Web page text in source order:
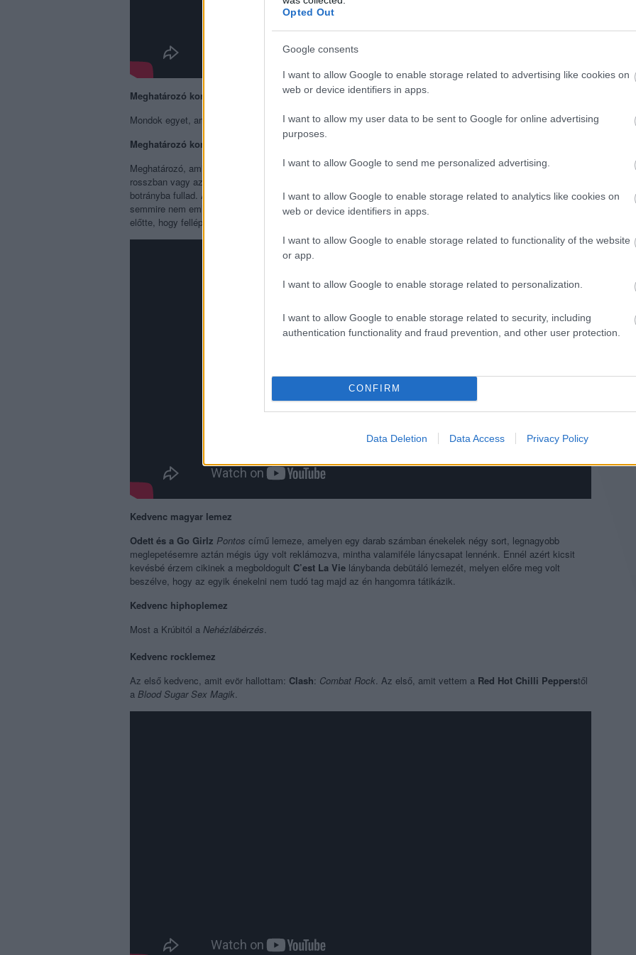
Opted Out
Google consents
I want to allow Google to enable storage related to advertising like cookies on
web or device identifiers in apps.
I want to allow my user data to be sent to Google for online advertising
purposes.
I want to allow Google to send me personalized advertising.
I want to allow Google to enable storage related to analytics like cookies on
web or device identifiers in apps.
I want to allow Google to enable storage related to functionality of the website
or app.
I want to allow Google to enable storage related to personalization.
I want to allow Google to enable storage related to security, including
authentication functionality and fraud prevention, and other user protection.
CONFIRM
Data Deletion Data Access Privacy Policy
Meghatározó koncertélmény nézőként
Mondok egyet, amiről tudom, hogy az lenne:Beck.
Meghatározó koncertélmény előadóként
Meghatározó, amikor elképesztően sokan vannak, mondjuk 150 ezren. Amikor senki. Amikor iszonyatosan
rosszban vagy azokkal, akikkel együtt állsz a színpadon. Amikor épp elhagytak. Amikor molesztálnak, és
botrányba fullad. Amikor annyira beteg vagy, hogy összeesel közvetlen előtte. Amikor annyira kész vagy, hogy
semmire nem emlékszel, csak a szégyen van másnap. Amikor közben megy el a hangod. Amikor könyörögsz
előtte, hogy felléphess. Amikor könyörögsz utána, hogy kifizessenek.
Kedvenc magyar lemez
Odett és a Go Girlz Pontos című lemeze, amelyen egy darab számban énekelek négy sort, legnagyobb
meglepetésemre aztán mégis úgy volt reklámozva, mintha valamiféle lánycsapat lennénk. Ennél azért kicsit
kevésbé érzem cikinek a megboldogult C’est La Vie lánybanda debütáló lemezét, melyen előre meg volt
beszélve, hogy az egyik énekelni nem tudó tag majd az én hangomra tátikázik.
Kedvenc hiphoplemez
Most a Krúbitól a Nehézlábérzés.
Kedvenc rocklemez
Az első kedvenc, amit evör hallottam: Clash: Combat Rock. Az első, amit vettem a Red Hot Chilli Pepperstől
a Blood Sugar Sex Magik.